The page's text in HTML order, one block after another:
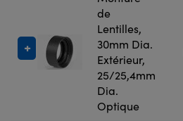
de
Lentilles,
30mm Dia.
Extérieur,
25/25,4mm
Dia.
Optique